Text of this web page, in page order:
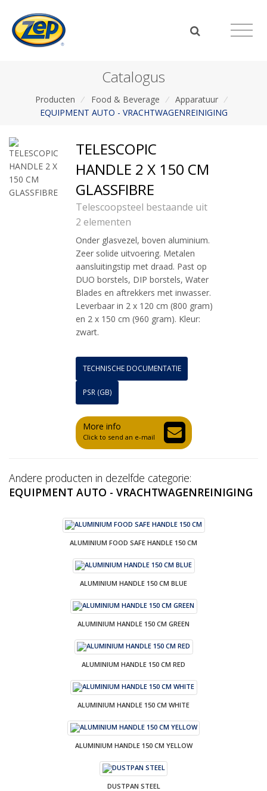
Catalogus
Producten / Food & Beverage / Apparatuur /
EQUIPMENT AUTO - VRACHTWAGENREINIGING
TELESCOPIC
HANDLE 2 X 150 CM
GLASSFIBRE
Telescoopsteel bestaande uit
2 elementen
Onder glasvezel, boven aluminium.
Zeer solide uitvoering. Metalen
aansluitingstip met draad. Past op
DUO borstels, DIP borstels, Water
Blades en aftrekkers met inwasser.
Leverbaar in 2 x 120 cm (800 gram)
en 2 x 150 cm (960 gram). Kleur:
zwart.
TECHNISCHE DOCUMENTATIE
PSR (GB)
More info
Click to send an e-mail
Andere producten in dezelfde categorie:
EQUIPMENT AUTO - VRACHTWAGENREINIGING
ALUMINIUM FOOD SAFE HANDLE 150 CM
ALUMINIUM HANDLE 150 CM BLUE
ALUMINIUM HANDLE 150 CM GREEN
ALUMINIUM HANDLE 150 CM RED
ALUMINIUM HANDLE 150 CM WHITE
ALUMINIUM HANDLE 150 CM YELLOW
DUSTPAN STEEL